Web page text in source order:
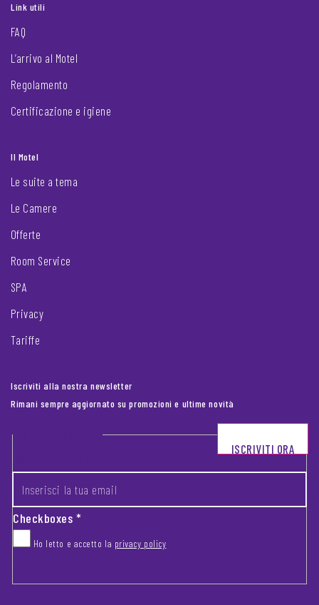
Link utili
FAQ
L’arrivo al Motel
Regolamento
Certificazione e igiene
Il Motel
Le suite a tema
Le Camere
Offerte
Room Service
SPA
Privacy
Tariffe
Iscriviti alla nostra newsletter
Rimani sempre aggiornato su promozioni e ultime novità
Footer newsletter
Checkboxes*
Ho letto e accetto la privacy policy
ISCRIVITI ORA